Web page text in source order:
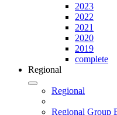
2023
2022
2021
2020
2019
complete
Regional
Regional
Regional Group